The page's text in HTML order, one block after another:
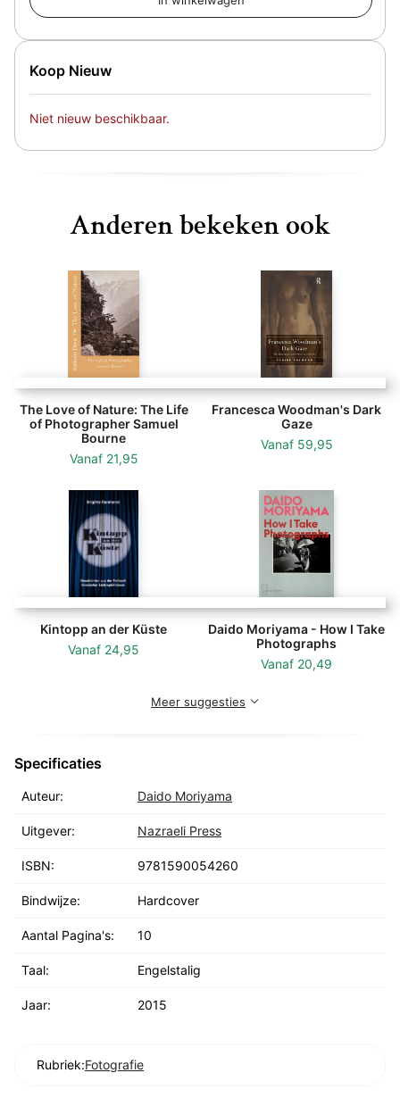
Koop Nieuw
Niet nieuw beschikbaar.
Anderen bekeken ook
The Love of Nature: The Life
of Photographer Samuel
Bourne
Vanaf 21,95
Francesca Woodman's Dark
Gaze
Vanaf 59,95
Kintopp an der Küste
Vanaf 24,95
Daido Moriyama - How I Take
Photographs
Vanaf 20,49
Meer suggesties
Specificaties
Auteur: Daido Moriyama
Uitgever: Nazraeli Press
ISBN: 9781590054260
Bindwijze: Hardcover
Aantal Pagina's: 10
Taal: Engelstalig
Jaar: 2015
Rubriek:Fotografie